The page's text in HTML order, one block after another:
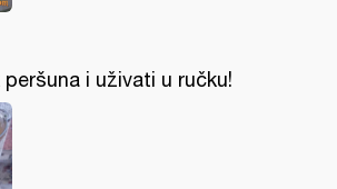
i uživati u ručku!